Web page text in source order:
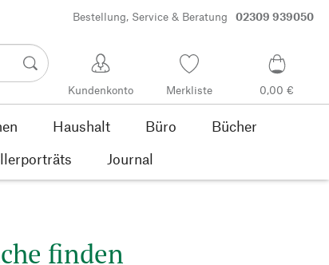
Bestellung, Service & Beratung 02309 939050
Kundenkonto Merkliste 0,00 €
Haushalt Büro
Bücher
Journal
finden